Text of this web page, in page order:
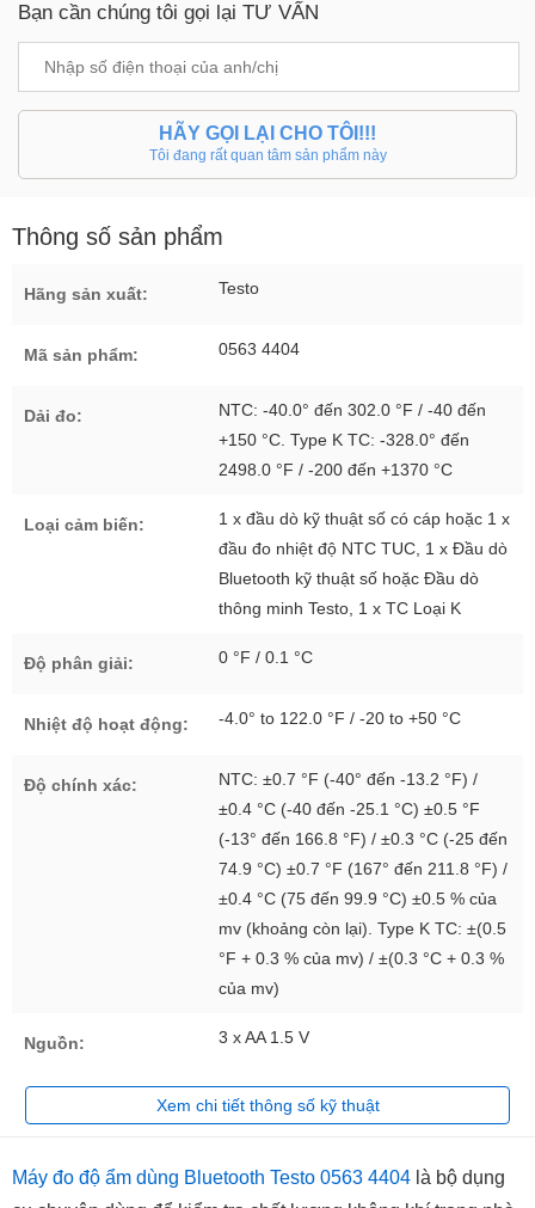
Bạn cần chúng tôi gọi lại TƯ VẤN
HÃY GỌI LẠI CHO TÔI!!!
Tôi đang rất quan tâm sản phẩm này
Thông số sản phẩm
Hãng sản xuất: Testo
Mã sản phẩm: 0563 4404
Dải đo:
NTC: -40.0° đến 302.0 °F / -40 đến
+150 °C. Type K TC: -328.0° đến
2498.0 °F / -200 đến +1370 °C
Loại cảm biến:
1 x đầu dò kỹ thuật số có cáp hoặc 1 x
đầu đo nhiệt độ NTC TUC, 1 x Đầu dò
Bluetooth kỹ thuật số hoặc Đầu dò
thông minh Testo, 1 x TC Loại K
Độ phân giải: 0 °F / 0.1 °C
Nhiệt độ hoạt động: -4.0° to 122.0 °F / -20 to +50 °C
Độ chính xác:
NTC: ±0.7 °F (-40° đến -13.2 °F) /
±0.4 °C (-40 đến -25.1 °C) ±0.5 °F
(-13° đến 166.8 °F) / ±0.3 °C (-25 đến
74.9 °C) ±0.7 °F (167° đến 211.8 °F) /
±0.4 °C (75 đến 99.9 °C) ±0.5 % của
mv (khoảng còn lại). Type K TC: ±(0.5
°F + 0.3 % của mv) / ±(0.3 °C + 0.3 %
của mv)
Nguồn: 3 x AA 1.5 V
Xem chi tiết thông số kỹ thuật
Máy đo độ ẩm dùng Bluetooth Testo 0563 4404 là bộ dụng